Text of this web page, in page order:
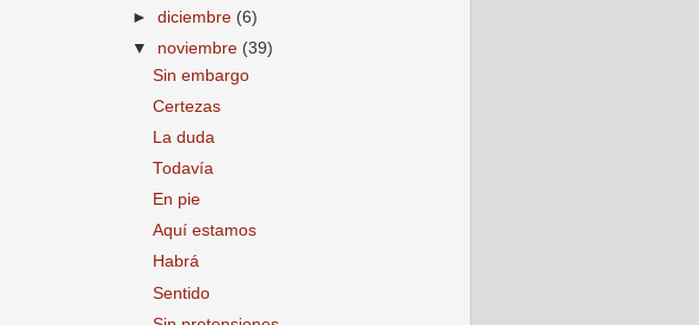
►diciembre (6)
▼ noviembre (39)
Sin embargo
Certezas
La duda
Todavía
En pie
Aquí estamos
Habrá
Sentido